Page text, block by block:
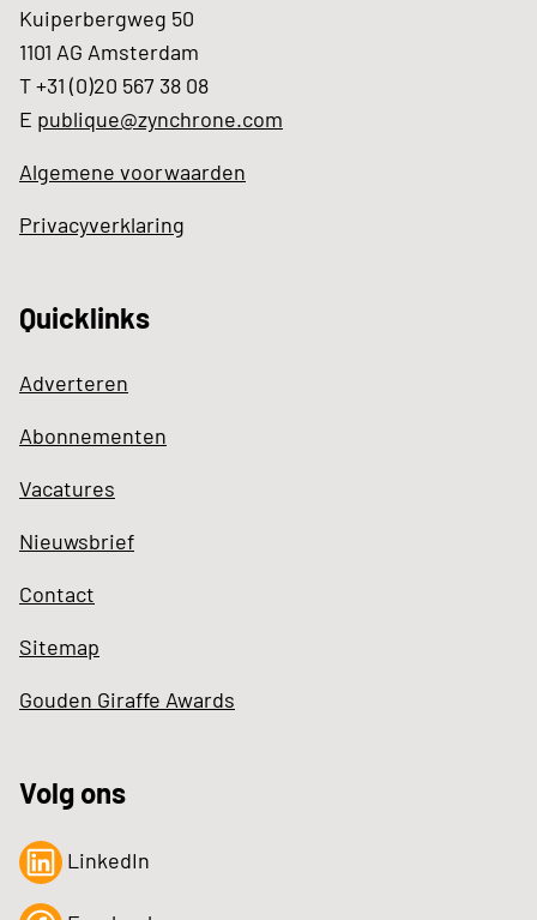
Kuiperbergweg 50
1101 AG Amsterdam
T +31 (0)20 567 38 08
E publique@zynchrone.com
Algemene voorwaarden
Privacyverklaring
Quicklinks
Adverteren
Abonnementen
Vacatures
Nieuwsbrief
Contact
Sitemap
Gouden Giraffe Awards
Volg ons
LinkedIn